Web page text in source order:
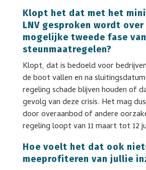
Klopt het dat met het
LNV gesproken wordt over
mogelijke tweede fase
steunmaatregelen?
Klopt, dat is bedoeld voor
de boot vallen en na
regeling schade blijven houden of
gevolg van deze crisis. Het mag
door overaanbod of andere
regeling loopt van 11 maart tot 12
Hoe voelt het dat ook
meeprofiteren van jullie